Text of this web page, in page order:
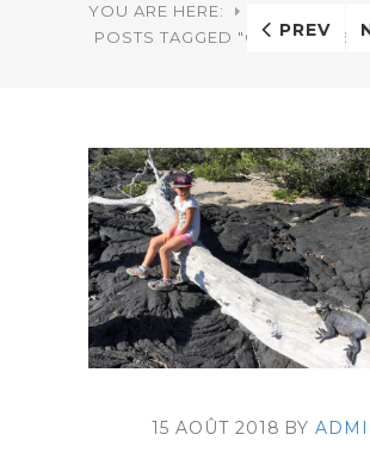
YOU ARE HERE:
POSTS TAGGED "GALAPAGOS"
PREV
15 AOÛT 2018 BY